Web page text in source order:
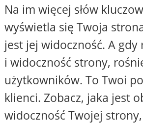
Na im więcej słów
wyświetla się Twoja
jest jej widoczność. A gdy
i widoczność strony,
użytkowników. To Twoi
klienci. Zobacz, jaka jest
widoczność Twojej